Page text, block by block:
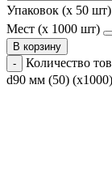
Упаковок (x 50 шт)
Мест (x 1000 шт)
В корзину
Количество
d90 мм (50) (х1000)